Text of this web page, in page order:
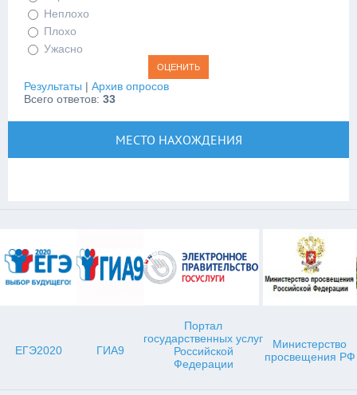
Неплохо
Плохо
Ужасно
Результаты | Архив опросов
Всего ответов: 33
МЕСТО НАХОЖДЕНИЯ
ЕГЭ2020 ГИА9
Портал
государственных услуг
Российской
Федерации
Министерство
просвещения РФ